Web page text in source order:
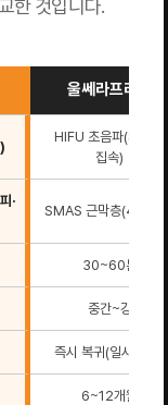
한 것입니다.
울쎄라프라임
HIFU 초음파(SMAS
집속)
·
SMAS 근막층
30~60분
중간~강
즉시 복귀(일시 붓기)
6~12개월